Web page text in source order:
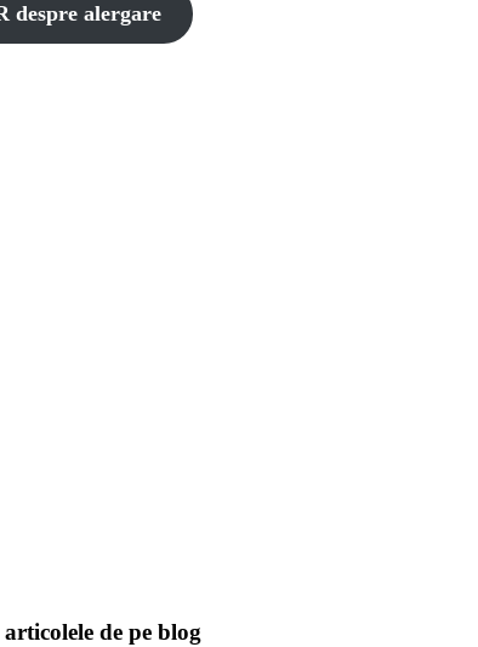
despre alergare
de pe blog